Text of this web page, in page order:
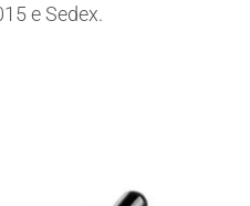
e Sedex.